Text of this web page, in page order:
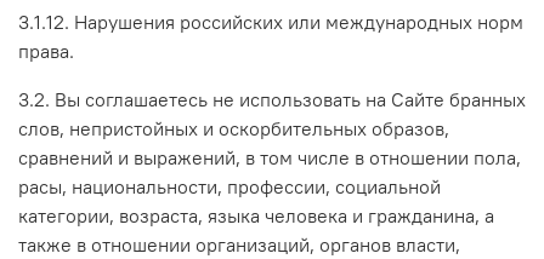
3.1.12. Нарушения российских или международных норм
права.
3.2. Вы соглашаетесь не использовать на Сайте бранных
слов, непристойных и оскорбительных образов,
сравнений и выражений, в том числе в отношении пола,
расы, национальности, профессии, социальной
категории, возраста, языка человека и гражданина, а
также в отношении организаций, органов власти,